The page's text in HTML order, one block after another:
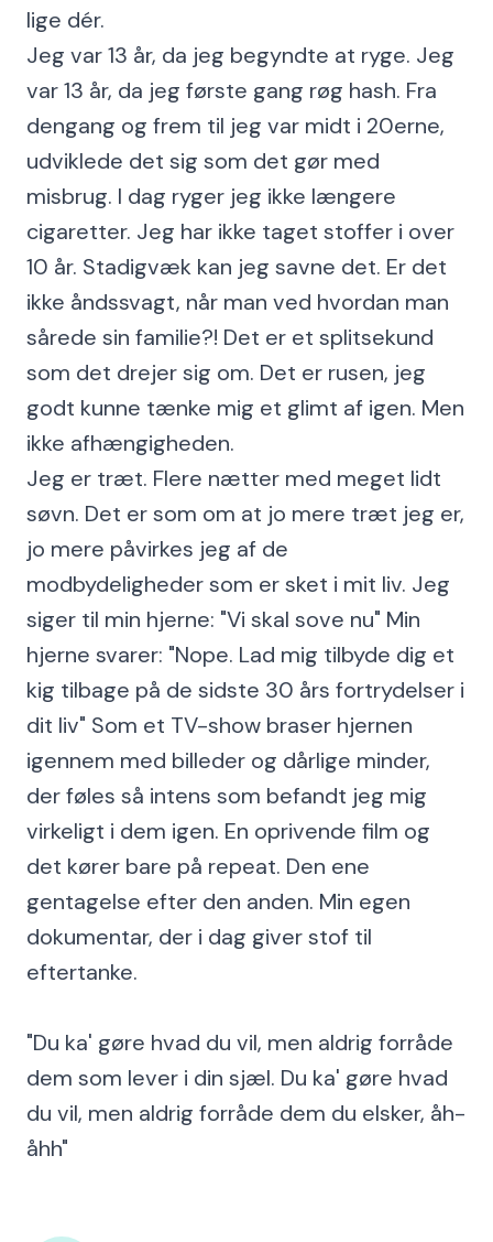
lige dér.
Jeg var 13 år, da jeg begyndte at ryge. Jeg
var 13 år, da jeg første gang røg hash. Fra
dengang og frem til jeg var midt i 20erne,
udviklede det sig som det gør med
misbrug. I dag ryger jeg ikke længere
cigaretter. Jeg har ikke taget stoffer i over
10 år. Stadigvæk kan jeg savne det. Er det
ikke åndssvagt, når man ved hvordan man
sårede sin familie?! Det er et splitsekund
som det drejer sig om. Det er rusen, jeg
godt kunne tænke mig et glimt af igen. Men
ikke afhængigheden.
Jeg er træt. Flere nætter med meget lidt
søvn. Det er som om at jo mere træt jeg er,
jo mere påvirkes jeg af de
modbydeligheder som er sket i mit liv. Jeg
siger til min hjerne: "Vi skal sove nu" Min
hjerne svarer: "Nope. Lad mig tilbyde dig et
kig tilbage på de sidste 30 års fortrydelser i
dit liv" Som et TV-show braser hjernen
igennem med billeder og dårlige minder,
der føles så intens som befandt jeg mig
virkeligt i dem igen. En oprivende film og
det kører bare på repeat. Den ene
gentagelse efter den anden. Min egen
dokumentar, der i dag giver stof til
eftertanke.
"Du ka' gøre hvad du vil, men aldrig forråde
dem som lever i din sjæl. Du ka' gøre hvad
du vil, men aldrig forråde dem du elsker, åh-
åhh"